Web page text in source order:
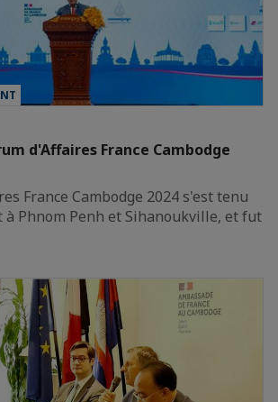
d'Affaires France Cambodge
France Cambodge 2024 s'est tenu
Phnom Penh et Sihanoukville, et fut